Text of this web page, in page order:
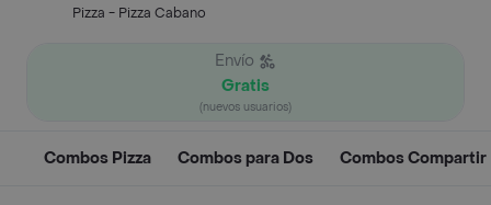
Pizza - Pizza Cabano
Envío
Gratis
(nuevos usuarios)
Combos Pizza Combos para Dos Combos Compartir